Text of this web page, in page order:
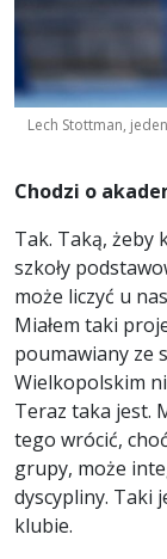
Lech Stottman,
Chodzi o
Tak. Taką, żeby
szkoły
może liczyć u
Miałem taki
poumawiany ze
Wielkopolskim
Teraz taka jest.
tego wrócić,
grupy, może
dyscypliny. Taki
klubie.